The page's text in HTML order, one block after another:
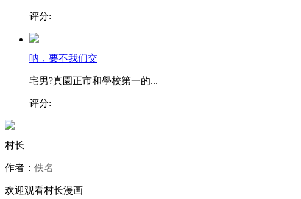
评分:
呐，要不我们交
宅男?真園正市和學校第一的...
评分:
村长
作者： 佚名
欢迎观看村长漫画